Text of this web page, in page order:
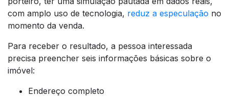
com amplo uso de tecnologia, reduz a especulação no
momento da venda.
Para receber o resultado, a pessoa interessada
precisa preencher seis informações básicas sobre o
imóvel:
Endereço completo